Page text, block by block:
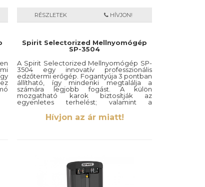
RÉSZLETEK HÍVJON!
Spirit Selectorized Mellnyomógép
SP-3504
A Spirit Selectorized Mellnyomógép SP-
3504 egy innovatív professzionális
edzőtermi erőgép. Fogantyúja 3 pontban
állítható, így mindenki megtalálja a
számára legjobb fogást. A külön
mozgatható karok biztosítják az
egyenletes terhelést; valamint a
változatos edzést.
Hívjon az ár miatt!